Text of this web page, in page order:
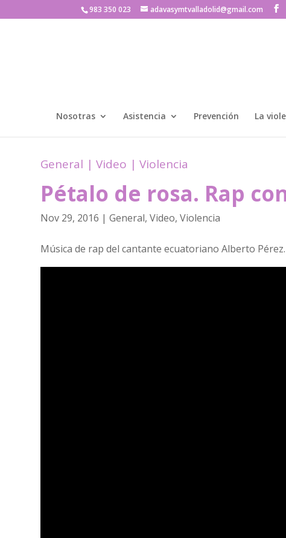
983 350 023 adavasymtvalladolid@gmail.com
Nosotras Asistencia Prevención La
General |Video |Violencia
Pétalo de rosa. Rap
Nov 29, 2016 |General,Video,Violencia
Música de rap del cantante ecuatoriano Alberto Pérez.